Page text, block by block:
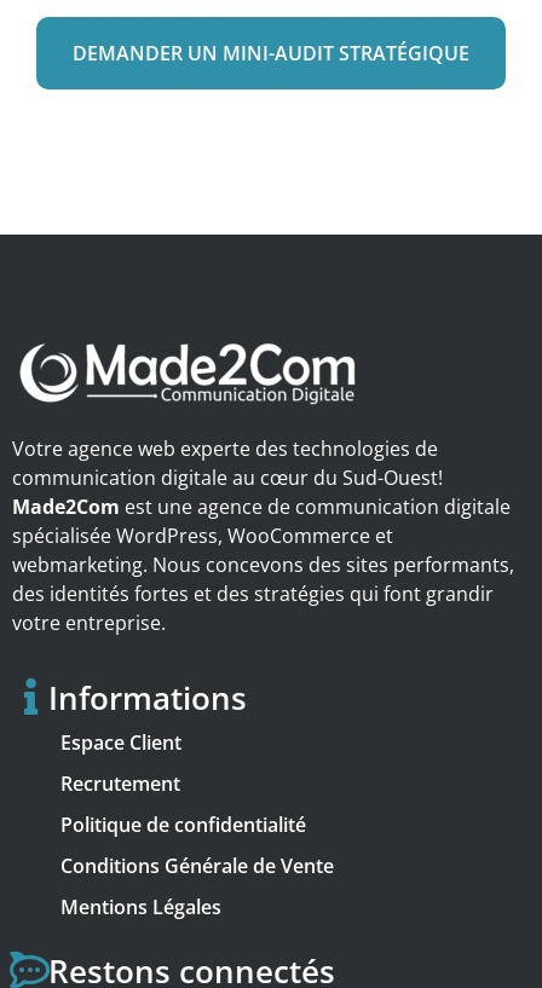
DEMANDER UN MINI-AUDIT STRATÉGIQUE
Votre agence web experte des technologies de
communication digitale au cœur du Sud-Ouest!
Made2Com est une agence de communication digitale
spécialisée WordPress, WooCommerce et
webmarketing. Nous concevons des sites performants,
des identités fortes et des stratégies qui font grandir
votre entreprise.
Informations
Espace Client
Recrutement
Politique de confidentialité
Conditions Générale de Vente
Mentions Légales
Restons connectés